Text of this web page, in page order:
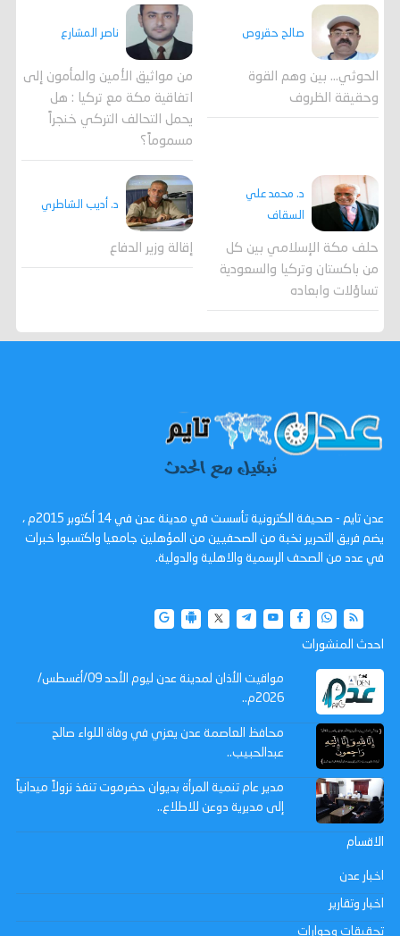
صالح حقروص
الحوثي... بين وهم القوة
وحقيقة الظروف
ناصر المشارع
من مواثيق الأمين والمأمون إلى
اتفاقية مكة مع تركيا : هل
يحمل التحالف التركي خنجراً
مسموماً؟
د. محمد علي
السقاف
حلف مكة الإسلامي بين كل
من باكستان وتركيا والسعودية
تساؤلات وابعاده
د. أديب الشاطري
إقالة وزير الدفاع
عدن تايم - صحيفة الكترونية تأسست في مدينة عدن في 14 أكتوبر 2015م ،
يضم فريق التحرير نخبة من الصحفيين من المؤهلين جامعيا واكتسبوا خبرات
في عدد من الصحف الرسمية والاهلية والدولية.
احدث المنشورات
مواقيت الأذان لمدينة عدن ليوم الأحد 09/أغسطس/
2026م..
محافظ العاصمة عدن يعزي في وفاة اللواء صالح
عبدالحبيب..
مدير عام تنمية المرأة بديوان حضرموت تنفذ نزولاً ميدانياً
إلى مديرية دوعن للاطلاع..
الاقسام
اخبار عدن
اخبار وتقارير
تحقيقات وحوارات